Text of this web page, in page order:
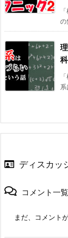
の
ディスカッ
コメント一覧
まだ、コメント